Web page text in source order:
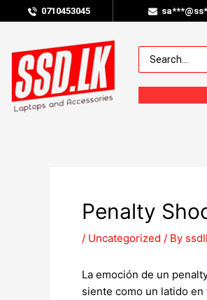
0710453045
Penalty
/ Uncategorized / By
La emoción de un
siente como un latido